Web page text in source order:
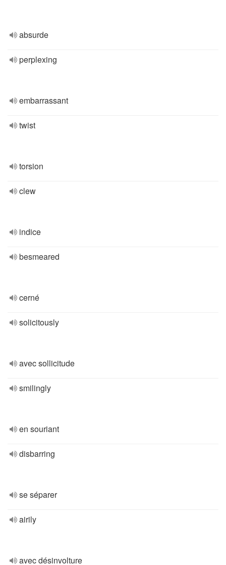
absurde
perplexing
embarrassant
twist
torsion
clew
indice
besmeared
cerné
solicitously
avec sollicitude
smilingly
en souriant
disbarring
se séparer
airily
avec désinvolture